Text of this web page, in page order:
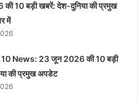
10 बड़ी खबरें: देश-दुनिया की प्रमुख
में
News: 23 जून 2026 की 10 बड़ी
की प्रमुख अपडेट